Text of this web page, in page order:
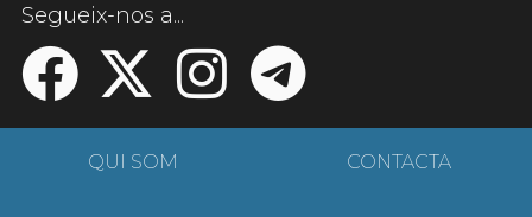
Segueix-nos a...
QUI SOM CONTACTA